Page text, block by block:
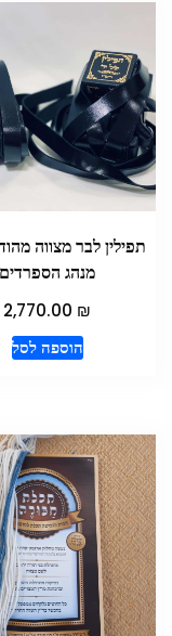
תפילין לבר מצווה
מנהג הספרדים
2,770.00 ₪
הוספה לסל